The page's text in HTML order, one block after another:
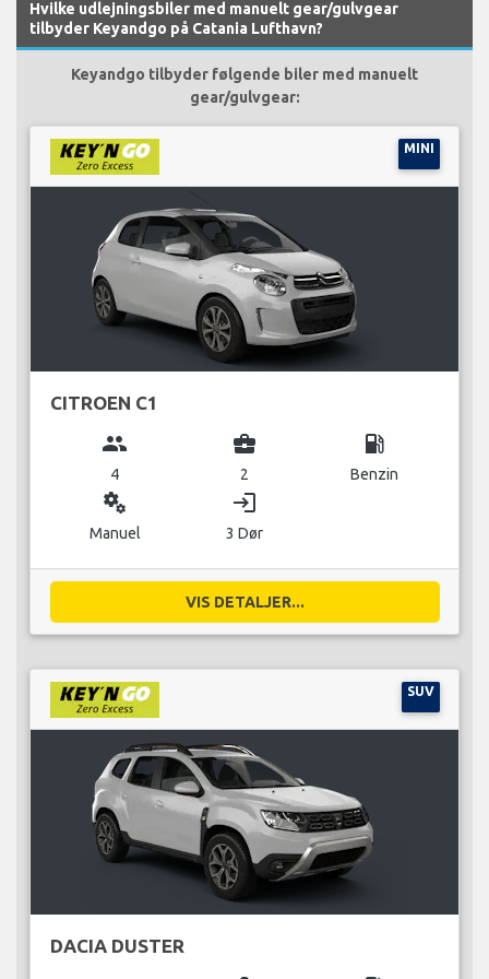
Hvilke udlejningsbiler med manuelt gear/gulvgear
tilbyder Keyandgo på Catania Lufthavn?
Keyandgo tilbyder følgende biler med manuelt
gear/gulvgear:
MINI
CITROEN C1
group
4
business_center
2
local_gas_station
Benzin
miscellaneous_services
Manuel
login
3 Dør
VIS DETALJER...
SUV
DACIA DUSTER